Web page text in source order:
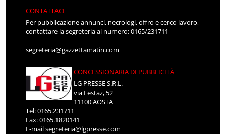
CONTATTACI
Per pubblicazione annunci, necrologi, offro e cerco lavoro,
contattare la segreteria al numero: 0165/231711
segreteria@gazzettamatin.com
CONCESSIONARIA DI PUBBLICITÀ
LG PRESSE S.R.L.
via Festaz, 52
11100 AOSTA
Tel: 0165.231711
Fax: 0165.1820141
E-mailsegreteria@lgpresse.com